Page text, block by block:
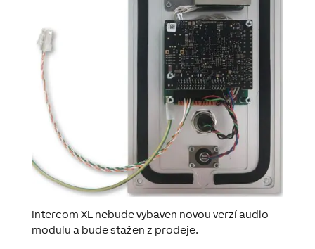
Intercom XL nebude vybaven novou verzí audio
modulu a bude stažen z prodeje.